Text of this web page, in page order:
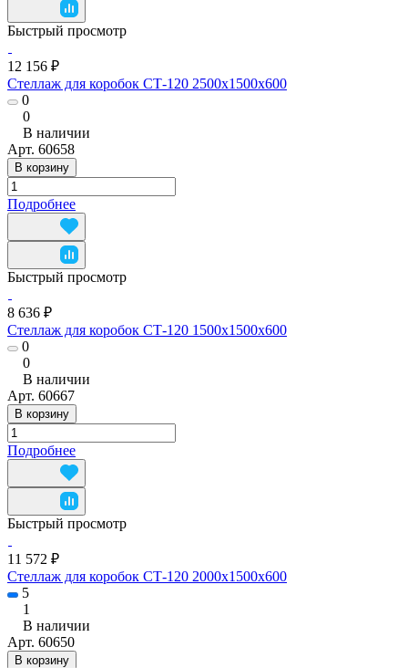
Быстрый просмотр
12 156 ₽
Стеллаж для коробок СТ-120 2500х1500х600
0
0
В наличии
Арт. 60658
В корзину
Подробнее
Быстрый просмотр
8 636 ₽
Стеллаж для коробок СТ-120 1500x1500x600
0
0
В наличии
Арт. 60667
В корзину
Подробнее
Быстрый просмотр
11 572 ₽
Стеллаж для коробок СТ-120 2000x1500x600
5
1
В наличии
Арт. 60650
В корзину